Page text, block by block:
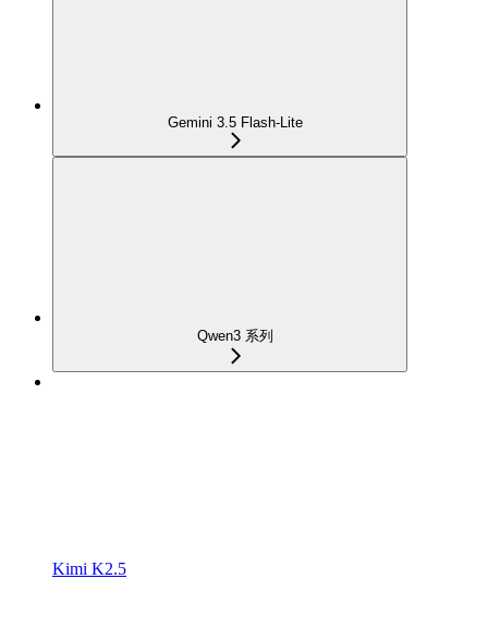
Gemini 3.5 Flash-Lite
Qwen3 系列
Kimi K2.5